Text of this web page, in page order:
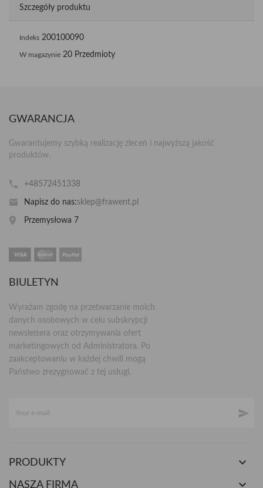
Szczegóły produktu
Indeks 200100090
W magazynie 20 Przedmioty
GWARANCJA
Gwarantujemy szybką realizację zleceń i najwyższą jakość
produktów.
+48572451338
Napisz do nas:sklep@frawent.pl
Przemysłowa 7
BIULETYN
Wyrażam zgodę na przetwarzanie moich
danych osobowych w celu subskrypcji
newslettera oraz otrzymywania ofert
marketingowych od Administratora. Po
zaakceptowaniu w każdej chwili mogą
Państwo zrezygnować z tej usługi.

PRODUKTY 
NASZA FIRMA 